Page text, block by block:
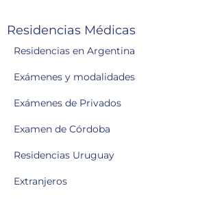
Residencias Médicas
Residencias en Argentina
Exámenes y modalidades
Exámenes de Privados
Examen de Córdoba
Residencias Uruguay
Extranjeros